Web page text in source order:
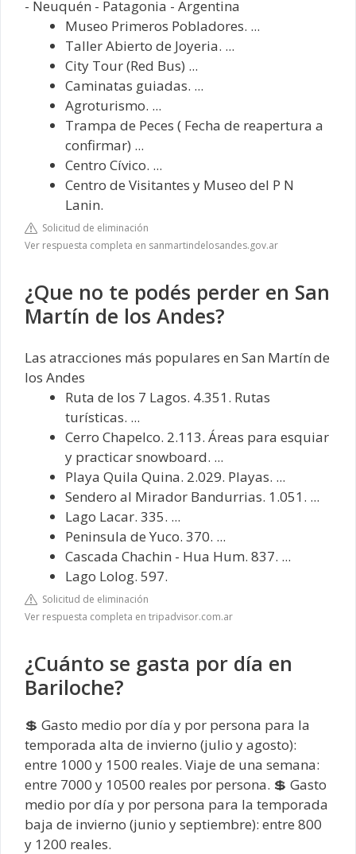
- Neuquén - Patagonia - Argentina
Museo Primeros Pobladores. ...
Taller Abierto de Joyeria. ...
City Tour (Red Bus) ...
Caminatas guiadas. ...
Agroturismo. ...
Trampa de Peces ( Fecha de reapertura a
confirmar) ...
Centro Cívico. ...
Centro de Visitantes y Museo del P N
Lanin.
Solicitud de eliminación
Ver respuesta completa en sanmartindelosandes.gov.ar
¿Que no te podés perder en San
Martín de los Andes?
Las atracciones más populares en San Martín de
los Andes
Ruta de los 7 Lagos. 4.351. Rutas
turísticas. ...
Cerro Chapelco. 2.113. Áreas para esquiar
y practicar snowboard. ...
Playa Quila Quina. 2.029. Playas. ...
Sendero al Mirador Bandurrias. 1.051. ...
Lago Lacar. 335. ...
Peninsula de Yuco. 370. ...
Cascada Chachin - Hua Hum. 837. ...
Lago Lolog. 597.
Solicitud de eliminación
Ver respuesta completa en tripadvisor.com.ar
¿Cuánto se gasta por día en
Bariloche?
💲 Gasto medio por día y por persona para la
temporada alta de invierno (julio y agosto):
entre 1000 y 1500 reales. Viaje de una semana:
entre 7000 y 10500 reales por persona. 💲 Gasto
medio por día y por persona para la temporada
baja de invierno (junio y septiembre): entre 800
y 1200 reales.